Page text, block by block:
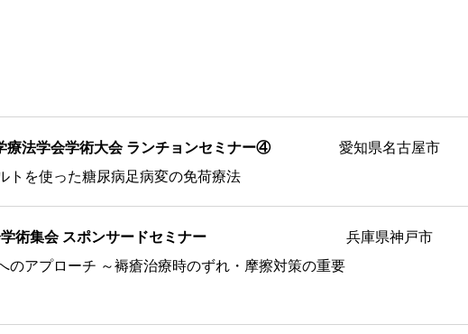
療法学会学術大会 ランチョンセミナー④
トを使った糖尿病足病変の免荷療法
愛知県名古屋市
術集会 スポンサードセミナー
のアプローチ ～褥瘡治療時のずれ・摩擦対策の重要
兵庫県神戸市